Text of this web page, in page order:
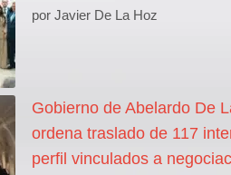
por Javier De La Hoz
Gobierno de Abelardo De
ordena traslado de 117
perfil vinculados a